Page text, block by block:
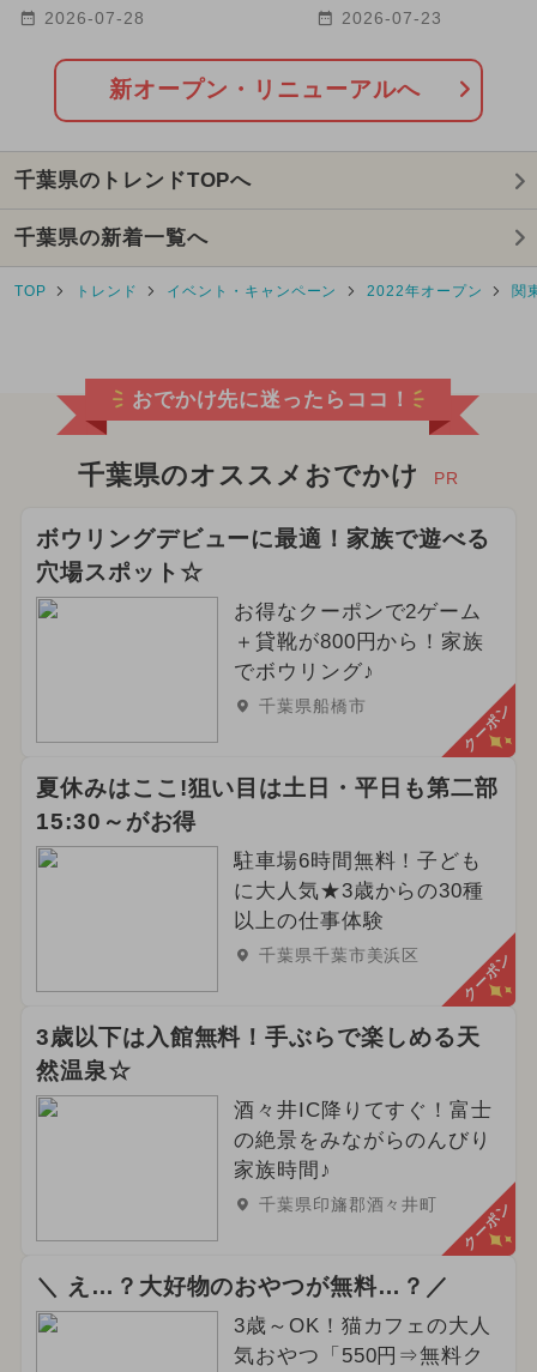
2025年10月のイベント
2026年7月のイベント
2025年8月のイベント
2025年9月のイベント
2026年3月のイベント クリスマス
2026年5月のイベント
2024年4月のイベント
2024年9月のイベント
2024年12月のイベント
2024年3月のイベント
2024年11月のイベント
2025年4月のイベント
2024年8月のイベント
2025年1月のイベント
2026年4月のイベント
2024年10月のイベント
2025年2月のイベント
2025年5月のイベント ハロウィン
夏休み（日帰り）
2023年12月のイベント
Playful PARK」が津田沼に
2026-07-28
リニューアルスポット
2026-07-23
新オープン・リニューアルへ
千葉県のトレンドTOPへ
千葉県の新着一覧へ
TOP トレンド イベント・キャンペーン 2022年オープン 関
おでかけ先に迷ったらココ！
千葉県のオススメおでかけ PR
ボウリングデビューに最適！家族で遊べる
穴場スポット☆
お得なクーポンで2ゲーム
＋貸靴が800円から！家族
でボウリング♪
千葉県船橋市 クーポン
夏休みはここ!狙い目は土日・平日も第二部
15:30～がお得
駐車場6時間無料！子ども
に大人気★3歳からの30種
以上の仕事体験
千葉県千葉市美浜区 クーポン
3歳以下は入館無料！手ぶらで楽しめる天
然温泉☆
酒々井IC降りてすぐ！富士
の絶景をみながらのんびり
家族時間♪
千葉県印旛郡酒々井町 クーポン
＼ え…？大好物のおやつが無料…？／
3歳～OK！猫カフェの大人
気おやつ「550円⇒無料ク